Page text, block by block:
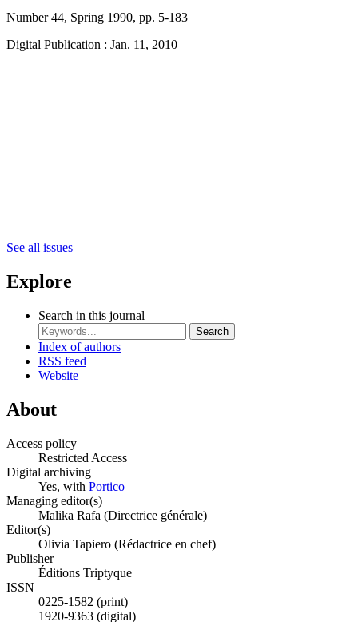
Number 44, Spring 1990, pp. 5-183
Digital Publication : Jan. 11, 2010
See all issues
Explore
Search in this journal
Search
Index of authors
RSS feed
Website
About
Access policy
Restricted Access
Digital archiving
Yes, with Portico
Managing editor(s)
Malika Rafa (Directrice générale)
Editor(s)
Olivia Tapiero (Rédactrice en chef)
Publisher
Éditions Triptyque
ISSN
0225-1582 (print)
1920-9363 (digital)